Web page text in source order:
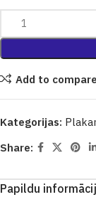
Add to compare
Kategorijas:
Share:
Papildu